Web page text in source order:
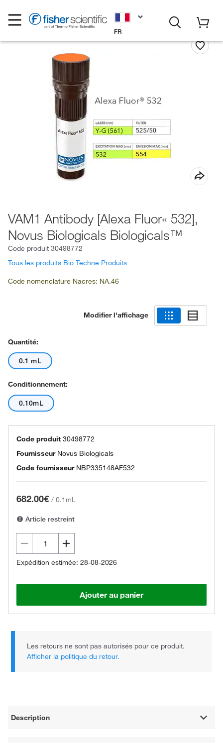
FR
VAM1 Antibody [Alexa Fluor« 532],
Novus Biologicals Biologicals™
Code produit 30498772
Tous les produits Bio Techne Produits
Code nomenclature Nacres: NA.46
Modifier l'affichage
Quantité:
0.1 mL
Conditionnement:
0.10mL
Code produit 30498772
Fournisseur Novus Biologicals
Code fournisseur NBP335148AF532
682.00€ / 0.1mL
Article restreint
Expédition estimée: 28-08-2026
Ajouter au panier
Les retours ne sont pas autorisés pour ce produit.
Afficher la politique du retour.
Description